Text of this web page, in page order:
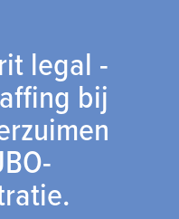
legal -
bij